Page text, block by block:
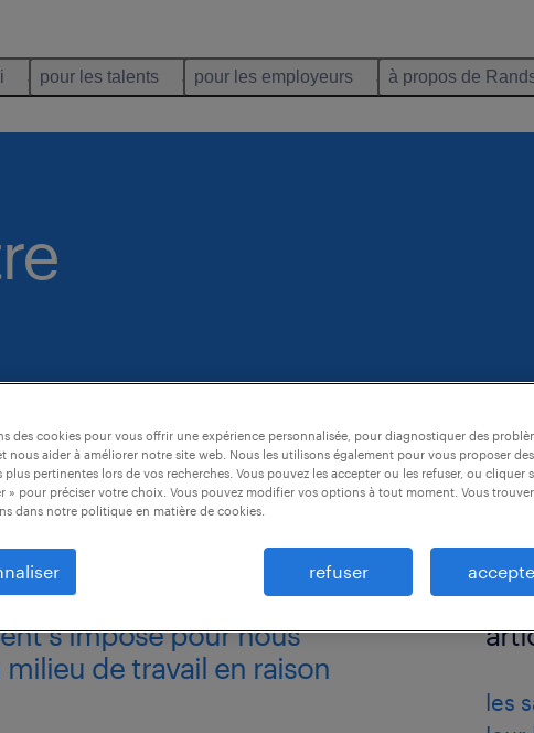
pour les talents pour les employeurs à propos de
s’impose pour nous
de travail en raison
les
des cookies pour vous offrir une expérience personnalisée, pour diagnostiquer des
nous aider à améliorer notre site web. Nous les utilisons également pour vous proposer des
pertinentes lors de vos recherches. Vous pouvez les accepter ou les refuser, ou cliquer
» pour préciser votre choix. Vous pouvez modifier vos options à tout moment. Vous
dans notre politique en matière de cookies.
refuser